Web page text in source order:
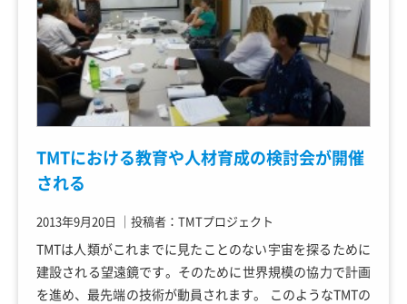
TMTにおける教育や人材育成の検討会が開催
される
2013年9月20日 ｜ 投稿者：TMTプロジェクト
TMTは人類がこれまでに見たことのない宇宙を探るために
建設される望遠鏡です。そのために世界規模の協力で計画
を進め、最先端の技術が動員されます。 このようなTMTの